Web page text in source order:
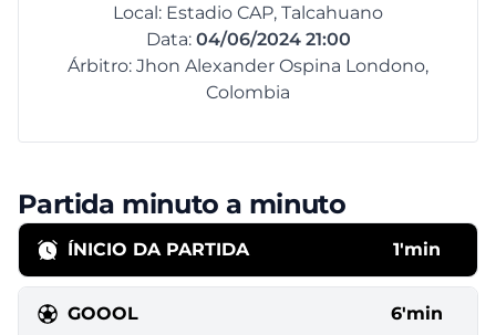
Local: Estadio CAP, Talcahuano
Data: 04/06/2024 21:00
Árbitro: Jhon Alexander Ospina Londono,
Colombia
Partida minuto a minuto
ÍNICIO DA PARTIDA 1'min
GOOOL 6'min